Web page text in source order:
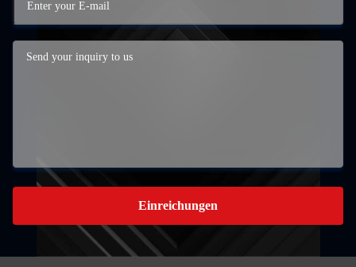
Einreichungen